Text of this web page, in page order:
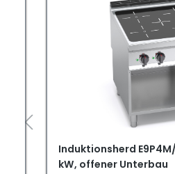
Induktionsherd
kW, offener Unterbau